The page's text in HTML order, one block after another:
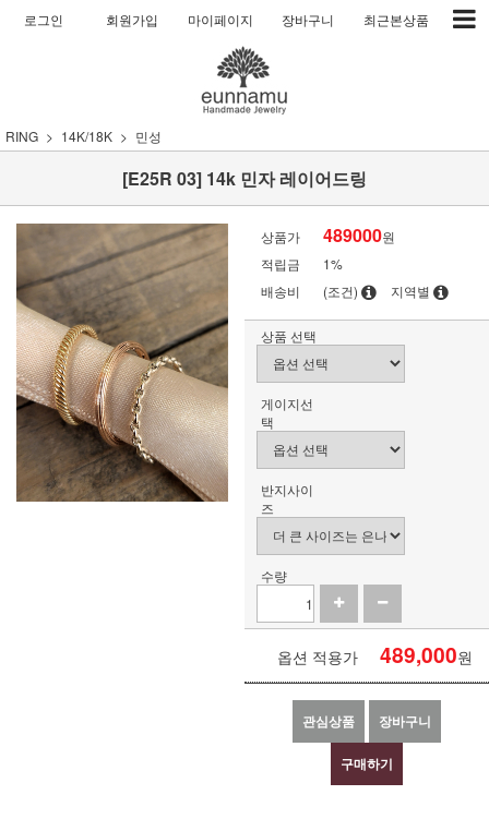
로그인 회원가입 마이페이지 장바구니 최근본상품
RING 14K/18K 민성
[E25R 03] 14k 민자 레이어드링
상품가 489000원
적립금
1%
배송비
(조건) 지역별
상품 선택
게이지선
택
반지사이
즈
수량
옵션 적용가 489,000원
관심상품 장바구니
구매하기